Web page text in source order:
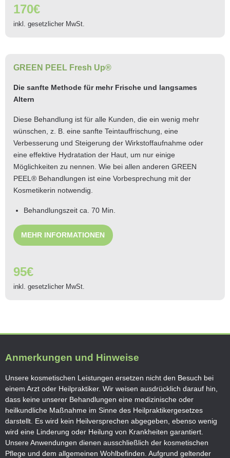
170€
inkl. gesetzlicher MwSt.
GREEN PEEL Fresh Up®
Die sanfte Methode für mehr Frische und langsames
Altern
Diese Behandlung ist für alle Kunden, die ein wenig mehr
wünschen, z. B. eine sanfte Teintauffrischung, eine
Verbesserung und Steigerung der Wirkstoff­aufnahme oder
eine effektive Hydratation der Haut, um nur einige
Möglichkeiten zu nennen. Wie bei allen anderen GREEN
PEEL® Behandlungen ist eine Vorbesprechung mit der
Kosmetikerin notwendig.
Behandlungszeit ca. 70 Min.
MEHR INFORMATIONEN
95€
inkl. gesetzlicher MwSt.
Anmerkungen und Hinweise
Unsere kosmetischen Leistungen ersetzen nicht den Besuch bei
einem Arzt oder Heilpraktiker. Wir weisen ausdrücklich darauf hin,
dass keine unserer Behandlungen eine medizinische oder
heilkundliche Maßnahme im Sinne des Heilpraktikergesetzes
darstellt. Es wird kein Heilversprechen abgegeben , ebenso wenig
wird eine Linderung oder Heilung von Krankheiten garantiert.
Unsere Anwendungen dienen ausschließlich der kosmetischen
Pflege und dem allgemeinen Wohlbefinden Aufgrund geltender